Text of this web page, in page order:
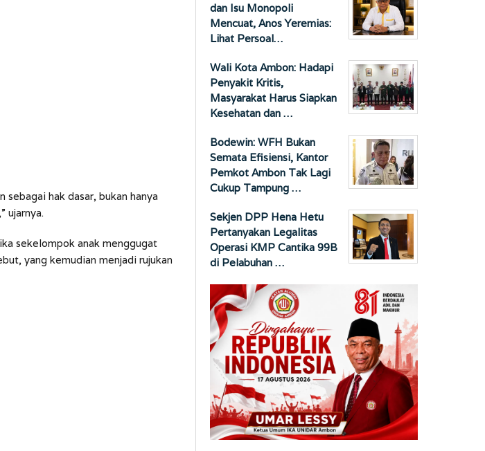
hak dasar, bukan hanya
ujarnya.
sekelompok anak menggugat
yang kemudian menjadi rujukan
dan Isu Monopoli
Mencuat, Anos Yeremias:
Lihat Persoal…
Wali Kota Ambon: Hadapi
Penyakit Kritis,
Masyarakat Harus Siapkan
Kesehatan dan …
Bodewin: WFH Bukan
Semata Efisiensi, Kantor
Pemkot Ambon Tak Lagi
Cukup Tampung …
Sekjen DPP Hena Hetu
Pertanyakan Legalitas
Operasi KMP Cantika 99B
di Pelabuhan …